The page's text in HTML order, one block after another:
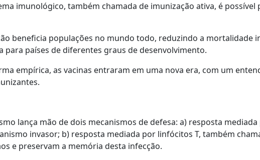
imunológico, também chamada de imunização ativa, é
beneficia populações no mundo todo, reduzindo a mortalidade
para países de diferentes graus de desenvolvimento.
empírica, as vacinas entraram em uma nova era, com um
lança mão de dois mecanismos de defesa: a) resposta
invasor; b) resposta mediada por linfócitos T, também
e preservam a memória desta infecção.